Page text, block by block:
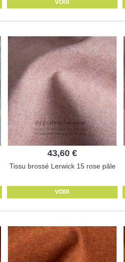
VOIR
43,60 €
Tissu brossé Lerwick 15 rose pâle
VOIR